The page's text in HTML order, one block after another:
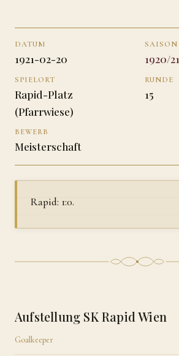
DATUM
1921-02-20
SAISON
1920/21
SPIELORT
Rapid-Platz
(Pfarrwiese)
RUNDE
15
BEWERB
Meisterschaft
Rapid: 1:0.
Aufstellung SK Rapid Wien
Goalkeeper